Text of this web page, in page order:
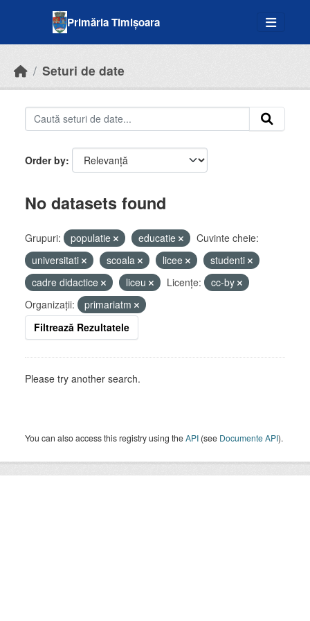
Primăria Timișoara
Seturi de date
Order by
No datasets found
Grupuri: populatie educatie
Cuvinte cheie:
universitati
scoala licee
studenti
cadre didactice
liceu Licenţe:
cc-by
Organizații:
primariatm
Filtrează Rezultatele
Please try another search.
You can also access this registry using theAPI (see Documente API).